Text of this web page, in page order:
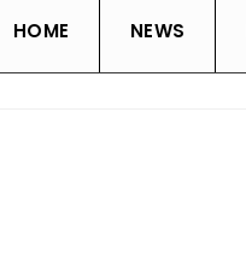
HOME NEWS